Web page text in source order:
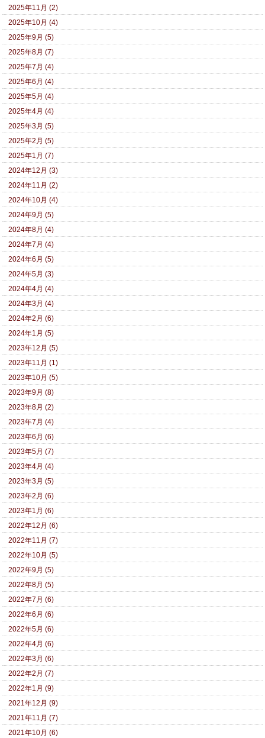
2025年11月 (2)
2025年10月 (4)
2025年9月 (5)
2025年8月 (7)
2025年7月 (4)
2025年6月 (4)
2025年5月 (4)
2025年4月 (4)
2025年3月 (5)
2025年2月 (5)
2025年1月 (7)
2024年12月 (3)
2024年11月 (2)
2024年10月 (4)
2024年9月 (5)
2024年8月 (4)
2024年7月 (4)
2024年6月 (5)
2024年5月 (3)
2024年4月 (4)
2024年3月 (4)
2024年2月 (6)
2024年1月 (5)
2023年12月 (5)
2023年11月 (1)
2023年10月 (5)
2023年9月 (8)
2023年8月 (2)
2023年7月 (4)
2023年6月 (6)
2023年5月 (7)
2023年4月 (4)
2023年3月 (5)
2023年2月 (6)
2023年1月 (6)
2022年12月 (6)
2022年11月 (7)
2022年10月 (5)
2022年9月 (5)
2022年8月 (5)
2022年7月 (6)
2022年6月 (6)
2022年5月 (6)
2022年4月 (6)
2022年3月 (6)
2022年2月 (7)
2022年1月 (9)
2021年12月 (9)
2021年11月 (7)
2021年10月 (6)